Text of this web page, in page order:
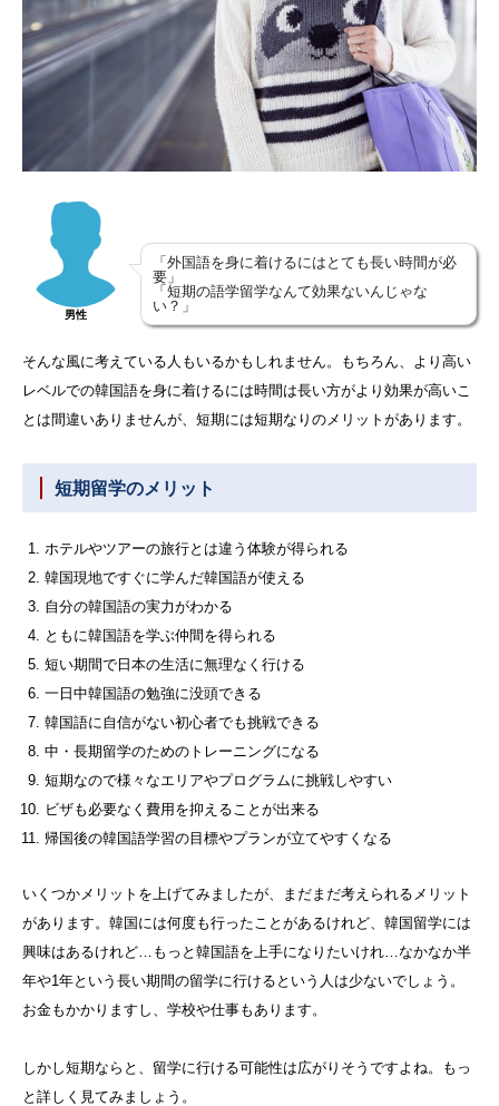
男性
「外国語を身に着けるにはとても長い時間が必
要」
「短期の語学留学なんて効果ないんじゃな
い？」
そんな風に考えている人もいるかもしれません。もちろん、より高い
レベルでの韓国語を身に着けるには時間は長い方がより効果が高いこ
とは間違いありませんが、短期には短期なりのメリットがあります。
短期留学のメリット
ホテルやツアーの旅行とは違う体験が得られる
韓国現地ですぐに学んだ韓国語が使える
自分の韓国語の実力がわかる
ともに韓国語を学ぶ仲間を得られる
短い期間で日本の生活に無理なく行ける
一日中韓国語の勉強に没頭できる
韓国語に自信がない初心者でも挑戦できる
中・長期留学のためのトレーニングになる
短期なので様々なエリアやプログラムに挑戦しやすい
ビザも必要なく費用を抑えることが出来る
帰国後の韓国語学習の目標やプランが立てやすくなる
いくつかメリットを上げてみましたが、まだまだ考えられるメリット
があります。韓国には何度も行ったことがあるけれど、韓国留学には
興味はあるけれど…もっと韓国語を上手になりたいけれ…なかなか半
年や1年という長い期間の留学に行けるという人は少ないでしょう。
お金もかかりますし、学校や仕事もあります。
しかし短期ならと、留学に行ける可能性は広がりそうですよね。もっ
と詳しく見てみましょう。